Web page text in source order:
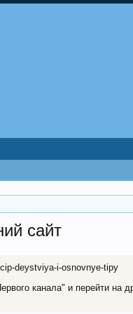
сайт
deystviya-i-osnovnye-tipy
канала" и перейти на